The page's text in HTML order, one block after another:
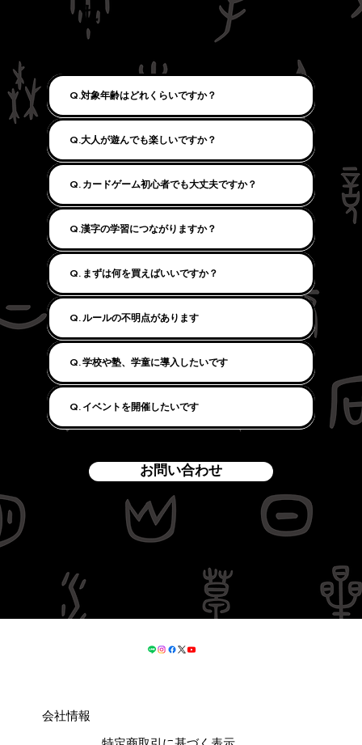
せ​​
Q.対象年齢はどれくらいですか？
Q.大人が遊んでも楽しいですか？
Q. カードゲーム初心者でも大丈夫ですか？
Q.漢字の学習につながりますか？
Q. まずは何を買えばいいですか？
Q. ルールの不明点があります
Q. 学校や塾、学童に導入したいです
Q. イベントを開催したいです
お問い合わせ
会社情報